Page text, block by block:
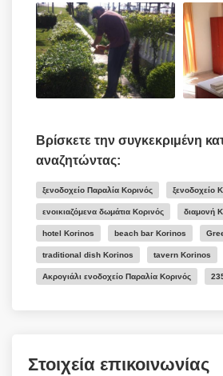
Βρίσκετε την συγκεκριμένη
αναζητώντας:
ξενοδοχείο Παραλία Κορινός ξενοδοχείο
ενοικιαζόμενα δωμάτια Κορινός διαμονή
hotel Korinos beach bar Korinos
traditional dish Korinos tavern Korinos
Ακρογιάλι ενοδοχείο Παραλία Κορινός
Στοιχεία επικοινωνίας